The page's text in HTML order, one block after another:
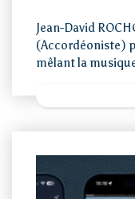
Jean-David
(Accordéoniste)
mêlant la